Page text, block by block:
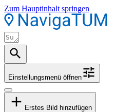
Zum Hauptinhalt springen
Einstellungsmenü öffnen
Erstes Bild hinzufügen